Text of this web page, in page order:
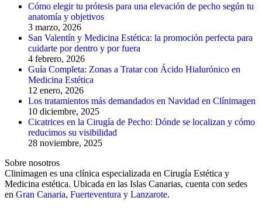
Cómo elegir tu prótesis para una elevación de pecho según tu
anatomía y objetivos
3 marzo, 2026
San Valentín y Medicina Estética: la promoción perfecta para
cuidarte por dentro y por fuera
4 febrero, 2026
Guía Completa: Zonas a Tratar con Ácido Hialurónico en
Medicina Estética
12 enero, 2026
Los tratamientos más demandados en Navidad en Clínimagen
10 diciembre, 2025
Cicatrices en la Cirugía de Pecho: Dónde se localizan y cómo
reducimos su visibilidad
28 noviembre, 2025
Sobre nosotros
Clinimagen es una clínica especializada en Cirugía Estética y
Medicina estética. Ubicada en las Islas Canarias, cuenta con sedes
en Gran Canaria, Fuerteventura y Lanzarote.